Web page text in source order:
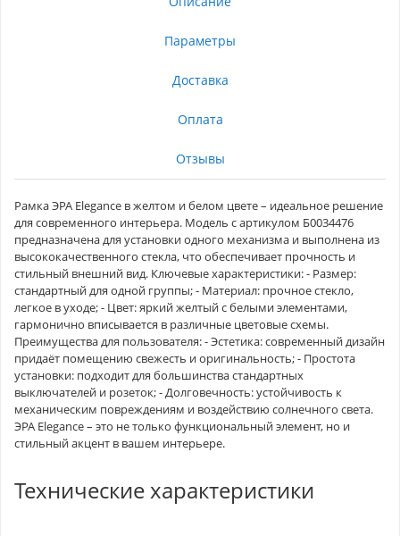
Параметры
Доставка
Оплата
Отзывы
Рамка ЭРА Elegance в желтом и белом цвете – идеальное решение
для современного интерьера. Модель с артикулом Б0034476
предназначена для установки одного механизма и выполнена из
высококачественного стекла, что обеспечивает прочность и
стильный внешний вид. Ключевые характеристики: - Размер:
стандартный для одной группы; - Материал: прочное стекло,
легкое в уходе; - Цвет: яркий желтый с белыми элементами,
гармонично вписывается в различные цветовые схемы.
Преимущества для пользователя: - Эстетика: современный дизайн
придаёт помещению свежесть и оригинальность; - Простота
установки: подходит для большинства стандартных
выключателей и розеток; - Долговечность: устойчивость к
механическим повреждениям и воздействию солнечного света.
ЭРА Elegance – это не только функциональный элемент, но и
стильный акцент в вашем интерьере.
Технические характеристики